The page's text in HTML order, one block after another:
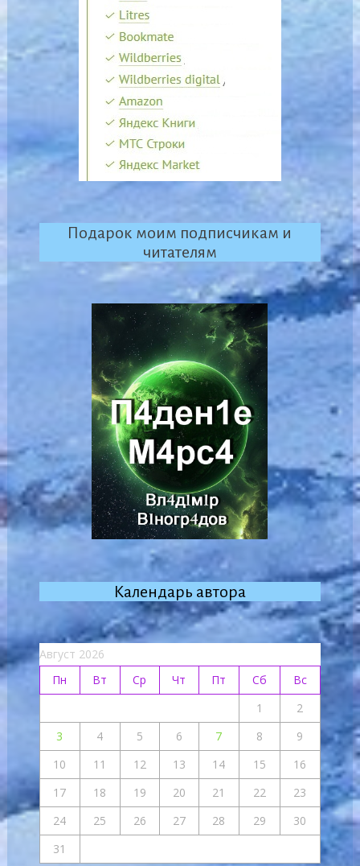
Подарок моим подписчикам и
читателям
Календарь автора
Август 2026
Пн
Вт Ср Чт Пт Сб
Вс
1
2
3
4 5 6 7 8
9
10
11 12 13 14 15
16
17
18 19 20 21 22
23
24
25 26 27 28 29
30
31